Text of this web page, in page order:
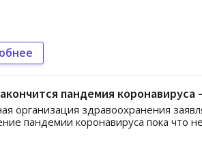
пандемия
организация здравоохранения
пандемии коронавируса пока что